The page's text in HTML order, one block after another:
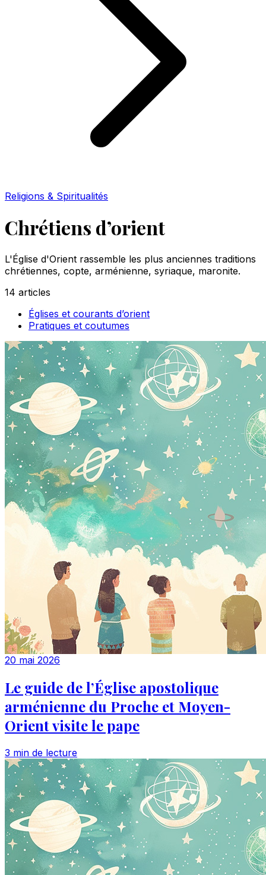
Religions & Spiritualités
Chrétiens d’orient
L'Église d'Orient rassemble les plus anciennes traditions
chrétiennes, copte, arménienne, syriaque, maronite.
14 articles
Églises et courants d’orient
Pratiques et coutumes
20 mai 2026
Le guide de l’Église apostolique
arménienne du Proche et Moyen-
Orient visite le pape
3 min de lecture